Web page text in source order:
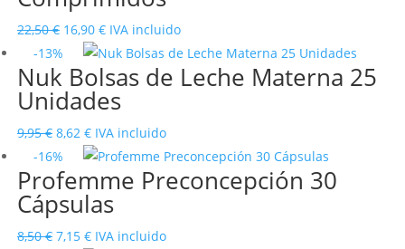
22,50€ El
precio
original
era:
16,90 €El
precio
actual
es:
IVA incluido
-13%
Nuk Bolsas de Leche Materna 25
Unidades
9,95€ El
precio
original
era:
8,62 €El
precio
actual
es:
IVA incluido
-16%
Profemme Preconcepción 30
Cápsulas
8,50€ El
7,15 €ElIVA incluido